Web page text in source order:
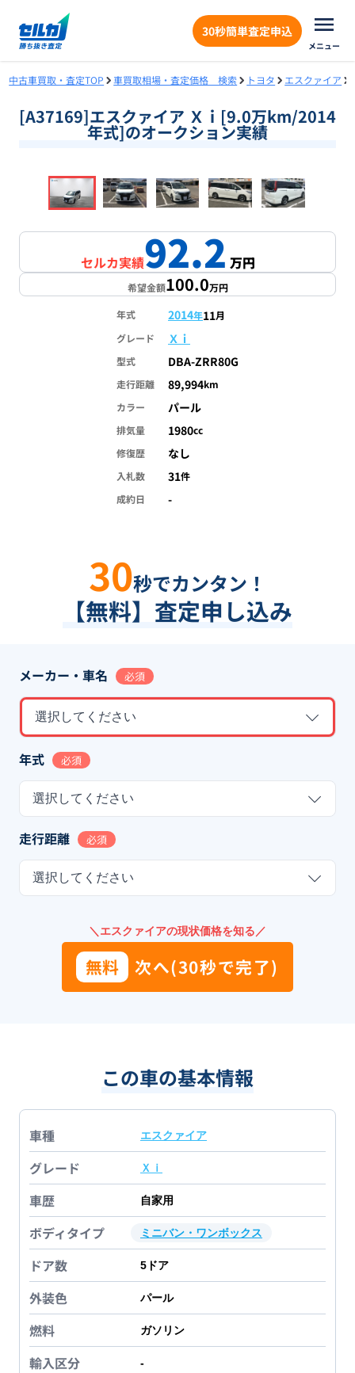
30秒簡単査定申込
メニュー
中古車買取・査定TOP 車買取相場・査定価格 検索 トヨタ エスクァイア
[A37169]エスクァイア Ｘｉ[9.0万km/2014
年式]のオークション実績
1/16
セルカ実績92.2万円
希望金額100.0万円
年式 2014年11月
グレード
Ｘｉ
型式 DBA-ZRR80G
走行距離 89,994km
カラー
パール
排気量 1980cc
修復歴
なし
入札数 31件
成約日
-
30秒でカンタン！
【無料】査定申し込み
メーカー・車名 必須
選択してください
年式 必須
選択してください
走行距離 必須
選択してください
＼エスクァイアの現状価格を知る／
無料 次へ(30秒で完了)
この車の基本情報
車種 エスクァイア
グレード Ｘｉ
車歴 自家用
ボディタイプ ミニバン・ワンボックス
ドア数 5 ドア
外装色 パール
燃料 ガソリン
輸入区分 -